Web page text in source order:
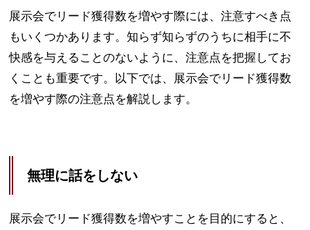
展示会でリード獲得数を増やす際には、注意すべき点
もいくつかあります。知らず知らずのうちに相手に不
快感を与えることのないように、注意点を把握してお
くことも重要です。以下では、展示会でリード獲得数
を増やす際の注意点を解説します。
無理に話をしない
展示会でリード獲得数を増やすことを目的にすると、